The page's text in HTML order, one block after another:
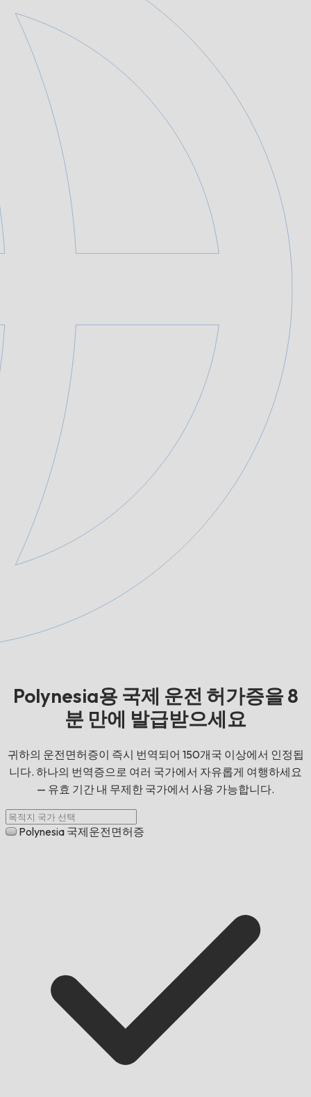
Polynesia용 국제 운전 허가증을 8
분 만에 발급받으세요
귀하의 운전면허증이 즉시 번역되어 150개국 이상에서 인정됩
니다. 하나의 번역증으로 여러 국가에서 자유롭게 여행하세요
— 유효 기간 내 무제한 국가에서 사용 가능합니다.
Polynesia 국제운전면허증